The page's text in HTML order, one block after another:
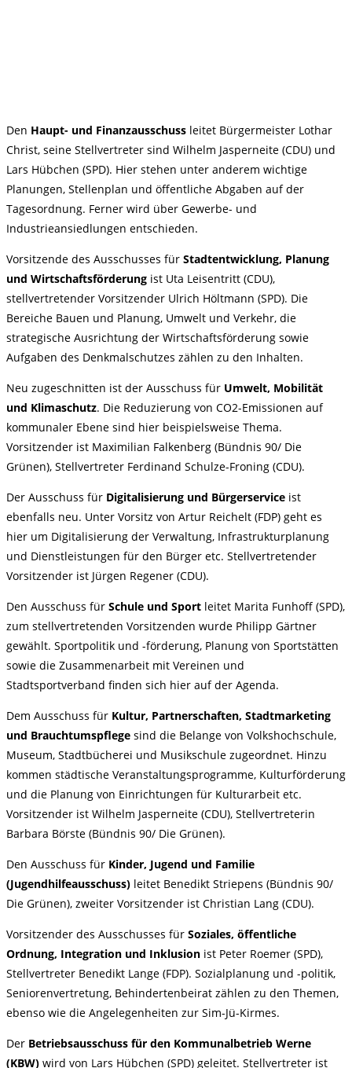
Den Haupt- und Finanzausschuss leitet Bürgermeister Lothar
Christ, seine Stellvertreter sind Wilhelm Jasperneite (CDU) und
Lars Hübchen (SPD). Hier stehen unter anderem wichtige
Planungen, Stellenplan und öffentliche Abgaben auf der
Tagesordnung. Ferner wird über Gewerbe- und
Industrieansiedlungen entschieden.
Vorsitzende des Ausschusses für Stadtentwicklung, Planung
und Wirtschaftsförderung ist Uta Leisentritt (CDU),
stellvertretender Vorsitzender Ulrich Höltmann (SPD). Die
Bereiche Bauen und Planung, Umwelt und Verkehr, die
strategische Ausrichtung der Wirtschaftsförderung sowie
Aufgaben des Denkmalschutzes zählen zu den Inhalten.
Neu zugeschnitten ist der Ausschuss für Umwelt, Mobilität
und Klimaschutz. Die Reduzierung von CO2-Emissionen auf
kommunaler Ebene sind hier beispielsweise Thema.
Vorsitzender ist Maximilian Falkenberg (Bündnis 90/ Die
Grünen), Stellvertreter Ferdinand Schulze-Froning (CDU).
Der Ausschuss für Digitalisierung und Bürgerservice ist
ebenfalls neu. Unter Vorsitz von Artur Reichelt (FDP) geht es
hier um Digitalisierung der Verwaltung, Infrastrukturplanung
und Dienstleistungen für den Bürger etc. Stellvertretender
Vorsitzender ist Jürgen Regener (CDU).
Den Ausschuss für Schule und Sport leitet Marita Funhoff (SPD),
zum stellvertretenden Vorsitzenden wurde Philipp Gärtner
gewählt. Sportpolitik und -förderung, Planung von Sportstätten
sowie die Zusammenarbeit mit Vereinen und
Stadtsportverband finden sich hier auf der Agenda.
Dem Ausschuss für Kultur, Partnerschaften, Stadtmarketing
und Brauchtumspflege sind die Belange von Volkshochschule,
Museum, Stadtbücherei und Musikschule zugeordnet. Hinzu
kommen städtische Veranstaltungsprogramme, Kulturförderung
und die Planung von Einrichtungen für Kulturarbeit etc.
Vorsitzender ist Wilhelm Jasperneite (CDU), Stellvertreterin
Barbara Börste (Bündnis 90/ Die Grünen).
Den Ausschuss für Kinder, Jugend und Familie
(Jugendhilfeausschuss) leitet Benedikt Striepens (Bündnis 90/
Die Grünen), zweiter Vorsitzender ist Christian Lang (CDU).
Vorsitzender des Ausschusses für Soziales, öffentliche
Ordnung, Integration und Inklusion ist Peter Roemer (SPD),
Stellvertreter Benedikt Lange (FDP). Sozialplanung und -politik,
Seniorenvertretung, Behindertenbeirat zählen zu den Themen,
ebenso wie die Angelegenheiten zur Sim-Jü-Kirmes.
Der Betriebsausschuss für den Kommunalbetrieb Werne
(KBW) wird von Lars Hübchen (SPD) geleitet. Stellvertreter ist